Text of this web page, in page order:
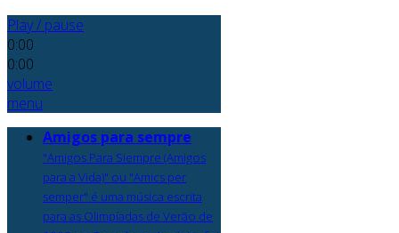
Play / pause
0:00
0:00
volume
menu
Amigos para sempre
"Amigos Para Siempre (Amigos
para a Vida)" ou "Amics per
semper" é uma música escrita
para as Olimpíadas de Verão de